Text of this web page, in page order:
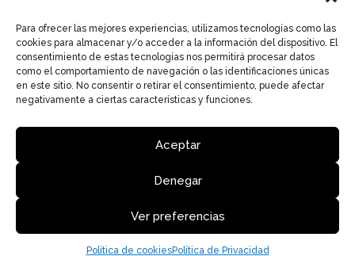
Para ofrecer las mejores experiencias, utilizamos tecnologías como las
cookies para almacenar y/o acceder a la información del dispositivo. El
consentimiento de estas tecnologías nos permitirá procesar datos
como el comportamiento de navegación o las identificaciones únicas
en este sitio. No consentir o retirar el consentimiento, puede afectar
negativamente a ciertas características y funciones.
Aceptar
Denegar
Ver preferencias
Política de cookiesPolítica de Privacidad
Tecnificación
Uncategorized
Política de Privacidad
y desarrollo DIGVAL COMUNICACIÓN